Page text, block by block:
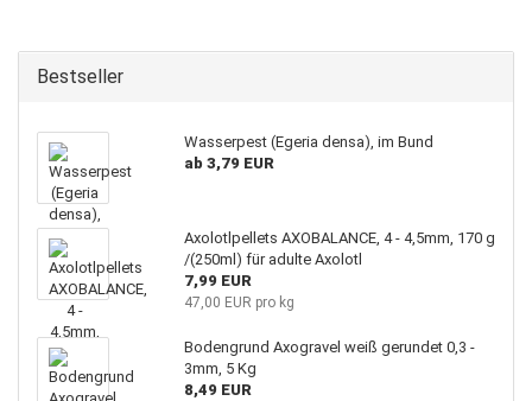
Bestseller
Wasserpest (Egeria densa), im Bund
ab 3,79 EUR
Axolotlpellets AXOBALANCE, 4 - 4,5mm, 170 g
/(250ml) für adulte Axolotl
7,99 EUR
47,00 EUR pro kg
Bodengrund Axogravel weiß gerundet 0,3 -
3mm, 5 Kg
8,49 EUR